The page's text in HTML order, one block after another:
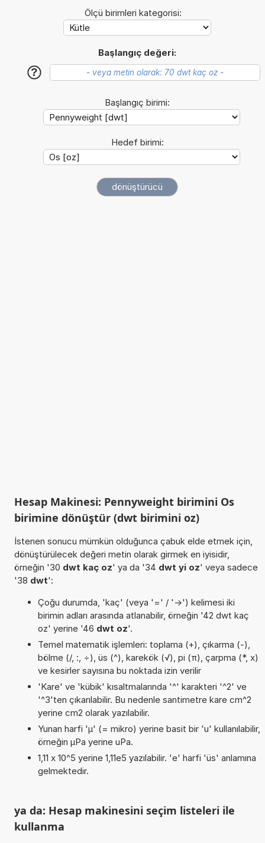
Ölçü birimleri kategorisi:
Başlangıç değeri:
?
Başlangıç birimi:
Hedef birimi:
Hesap Makinesi: Pennyweight birimini Os
birimine dönüştür (dwt birimini oz)
İstenen sonucu mümkün olduğunca çabuk elde etmek için,
dönüştürülecek değeri metin olarak girmek en iyisidir,
örneğin '30 dwt kaç oz' ya da '34 dwt yi oz' veya sadece
'38 dwt':
Çoğu durumda, 'kaç' (veya '=' / '->') kelimesi iki
birimin adları arasında atlanabilir, örneğin '42 dwt kaç
oz' yerine '46 dwt oz'.
Temel matematik işlemleri: toplama (+), çıkarma (-),
bölme (/, :, ÷), üs (^), karekök (√), pi (π), çarpma (*, x)
ve kesirler sayısına bu noktada izin verilir
'Kare' ve 'kübik' kısaltmalarında '^' karakteri '^2' ve
'^3'ten çıkarılabilir. Bu nedenle santimetre kare cm^2
yerine cm2 olarak yazılabilir.
Yunan harfi 'µ' (= mikro) yerine basit bir 'u' kullanılabilir,
örneğin µPa yerine uPa.
1,11 x 10^5 yerine 1,11e5 yazılabilir. 'e' harfi 'üs' anlamına
gelmektedir.
ya da: Hesap makinesini seçim listeleri ile
kullanma